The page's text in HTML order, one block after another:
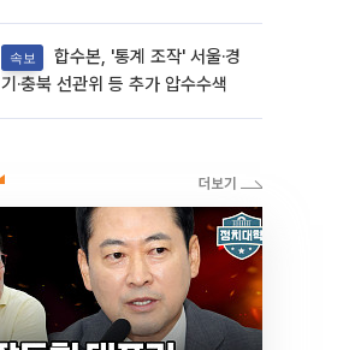
속보
기·충북 선관위 등 추가 압수수색